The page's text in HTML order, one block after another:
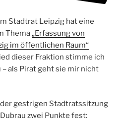
Stadtrat Leipzig hat eine
Thema„Erfassung von
im öffentlichen Raum“
dieser Fraktion stimme ich
als Pirat geht sie mir nicht
gestrigen Stadtratssitzung
zwei Punkte fest: